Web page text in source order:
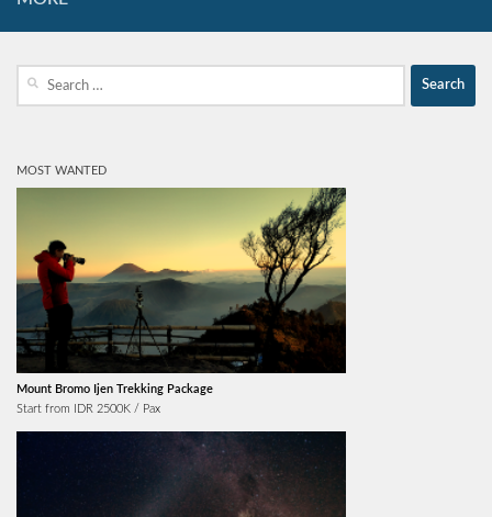
MOST WANTED
Mount Bromo Ijen Trekking Package
Start from IDR 2500K / Pax